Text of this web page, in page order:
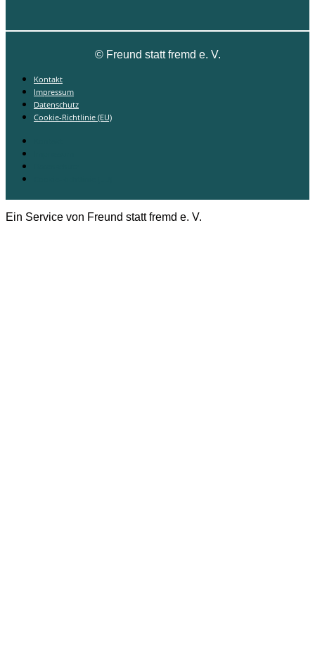
©Freund statt fremd e. V.
Kontakt
Impressum
Datenschutz
Cookie-Richtlinie (EU)
Ein Service von Freund statt fremd e. V.